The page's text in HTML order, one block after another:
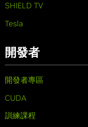
SHIELD TV
Tesla
開發者
開發者專區
CUDA
訓練課程